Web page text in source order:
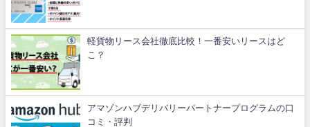
軽貨物リース会社徹底比較！一番安いリースはど
こ？
アマゾンハブデリバリーパートナープログラムの口
コミ・評判